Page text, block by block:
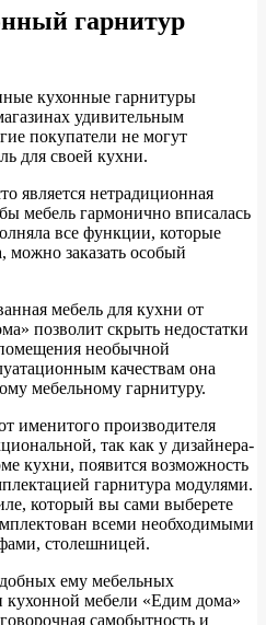
гарнитур
кухонные гарнитуры
удивительным
покупатели не могут
для своей кухни.
является нетрадиционная
мебель гармонично вписалась
все функции, которые
можно заказать особый
мебель для кухни от
позволит скрыть недостатки
необычной
качествам она
мебельному гарнитуру.
именитого производителя
так как у дизайнера-
кухни, появится возможность
гарнитура модулями.
который вы сами выберете
всеми необходимыми
столешницей.
ему мебельных
кухонной мебели «Едим дома»
самобытность и